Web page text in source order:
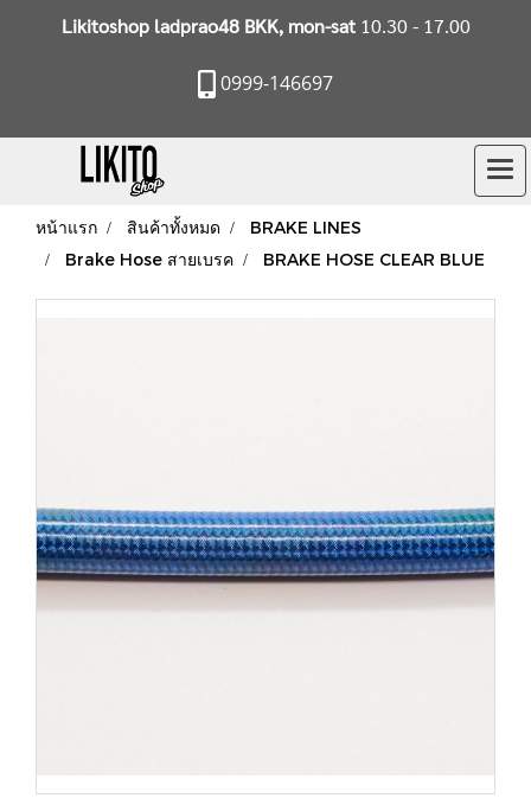
Likitoshop ladprao48 BKK, mon-sat10.30 - 17.00
0999-146697
หน้าแรก สินค้าทั้งหมด
BRAKE LINES
Brake Hose สายเบรค
BRAKE HOSE CLEAR BLUE